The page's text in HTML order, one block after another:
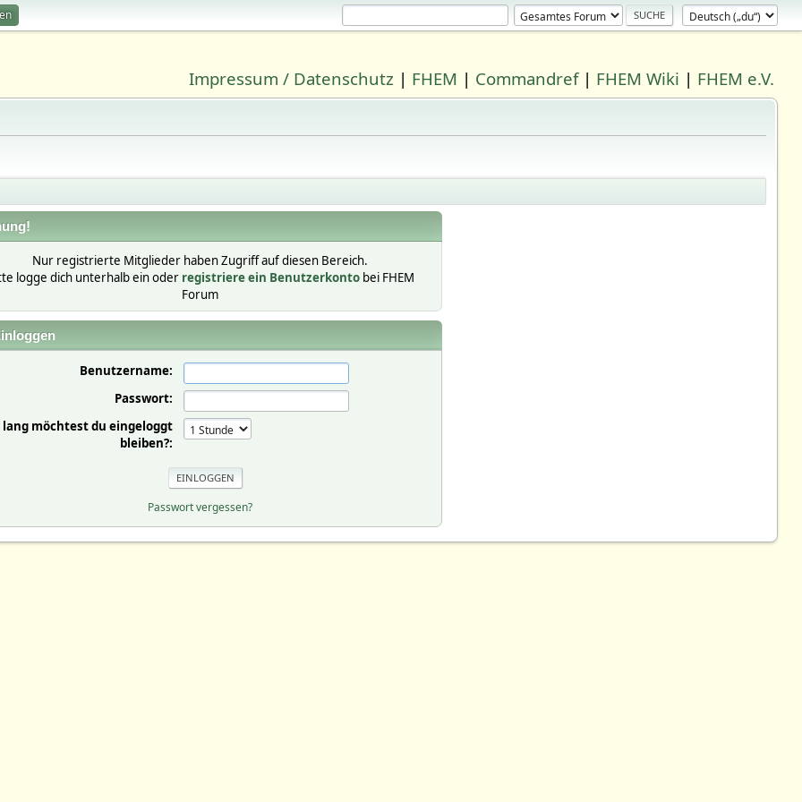
Impressum / Datenschutz | FHEM | Commandref| FHEM Wiki | FHEM e.V.
Nur registrierte Mitglieder haben Zugriff auf diesen Bereich.
logge dich unterhalb ein oder registriere ein Benutzerkontobei FHEM
Forum
Benutzername:
Passwort:
lang möchtest du eingeloggt
bleiben?:
Passwort vergessen?